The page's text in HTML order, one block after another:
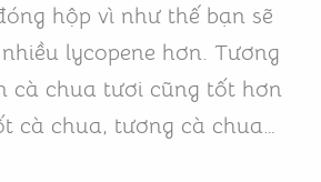
hộp vì như thế bạn sẽ
lycopene hơn. Tương
cà chua tươi cũng tốt hơn
cà chua, tương cà chua…